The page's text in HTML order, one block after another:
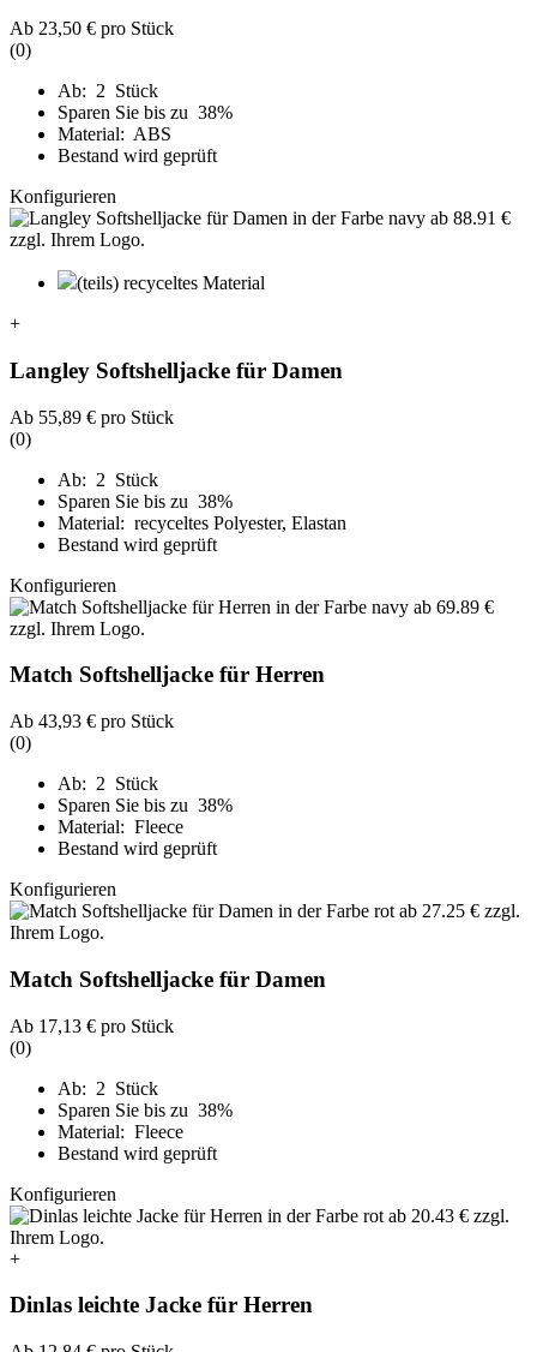
Ab 23,50 € pro Stück
(0)
Ab: 2 Stück
Sparen Sie bis zu 38%
Material: ABS
Bestand wird geprüft
Konfigurieren
(teils) recyceltes Material
+
Langley Softshelljacke für Damen
Ab 55,89 € pro Stück
(0)
Ab: 2 Stück
Sparen Sie bis zu 38%
Material: recyceltes Polyester, Elastan
Bestand wird geprüft
Konfigurieren
Match Softshelljacke für Herren
Ab 43,93 € pro Stück
(0)
Ab: 2 Stück
Sparen Sie bis zu 38%
Material: Fleece
Bestand wird geprüft
Konfigurieren
Match Softshelljacke für Damen
Ab 17,13 € pro Stück
(0)
Ab: 2 Stück
Sparen Sie bis zu 38%
Material: Fleece
Bestand wird geprüft
Konfigurieren
+
Dinlas leichte Jacke für Herren